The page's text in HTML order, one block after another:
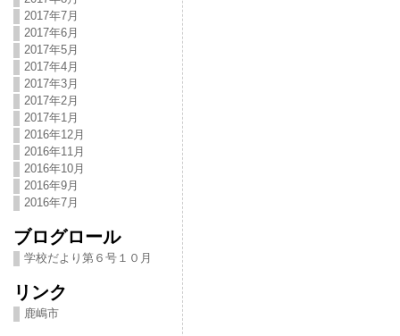
2017年7月
2017年6月
2017年5月
2017年4月
2017年3月
2017年2月
2017年1月
2016年12月
2016年11月
2016年10月
2016年9月
2016年7月
ブログロール
学校だより第６号１０月
リンク
鹿嶋市